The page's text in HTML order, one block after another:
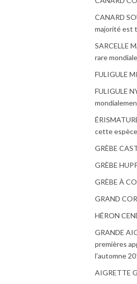
CANARD
majorité est
SARCELLE
rare
FULIGULE
FULIGULE
cette
GRÈBE
GRÈBE
GRÈBE À
GRAND
HÉRON
GRANDE
premières
l’automne
AIGRETTE